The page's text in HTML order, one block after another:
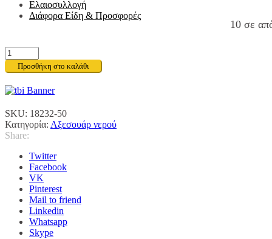
Ελαιοσυλλογή
Διάφορα Είδη & Προσφορές
10 σε
ΣΥΝΔΕΣΜΟΣ
ΓΙΑ
ΕΝΩΣΗ
2
ΛΑΣΤΙΧΩΝ
ποσότητα
Προσθήκη στο καλάθι
SKU: 18232-50
Κατηγορία: Αξεσουάρ νερού
Share:
Twitter
Facebook
VK
Pinterest
Mail to friend
Linkedin
Whatsapp
Skype